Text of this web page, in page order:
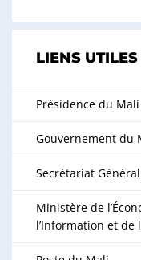
LIENS UTILES
Présidence du Mali
Gouvernement du
Secrétariat
Ministère de
l’Information et de